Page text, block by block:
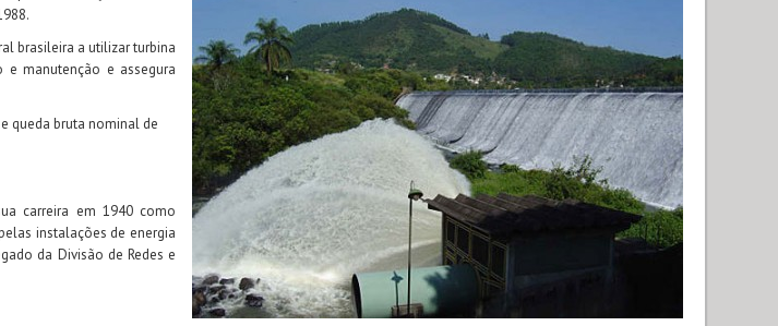
brasileira a utilizar turbina
e manutenção e assegura
queda bruta nominal de
carreira em 1940 como
instalações de energia
da Divisão de Redes e